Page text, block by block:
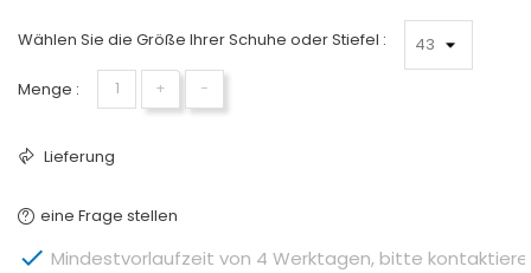
Wählen Sie die Größe Ihrer Schuhe oder Stiefel :
Menge : + −
Lieferung
eine Frage stellen
 Mindestvorlaufzeit von 4 Werktagen, bitte